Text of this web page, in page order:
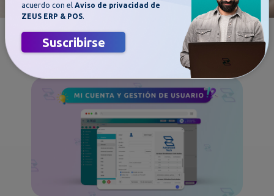
Mi cuenta y gestión del usuario en
ZEUS
acuerdo con el Aviso de privacidad de
ZEUS ERP & POS.
Suscribirse